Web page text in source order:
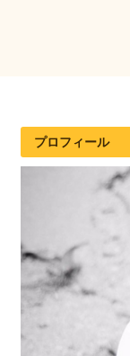
プロフィール